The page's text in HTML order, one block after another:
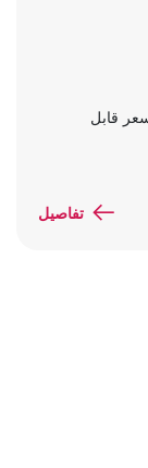
قابل
تفاصيل